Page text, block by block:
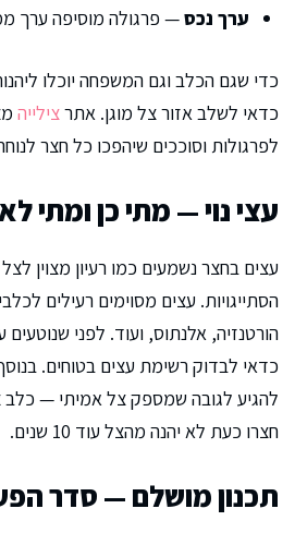
ערך נכס— פרגולה מוסיפה ערך
כדי שגם הכלב וגם המשפחה יוכלו
כדאי לשלב אזור צל מוגן. אתרצילייה
לפרגולות וסוככים שיהפכו כל חצר
עצי נוי — מתי כן ומתי
עצים בחצר נשמעים כמו רעיון מצוין
הסתייגויות. עצים מסוימים רעילים
הורטנזיה, אלנתוס, ועוד. לפני
כדאי לבדוק רשימת עצים בטוחים.
להגיע לגובה שמספק צל אמיתי —
חצרו כעת לא יהנה מהצל עוד 10 שנים.
תכנון מושלם — סדר